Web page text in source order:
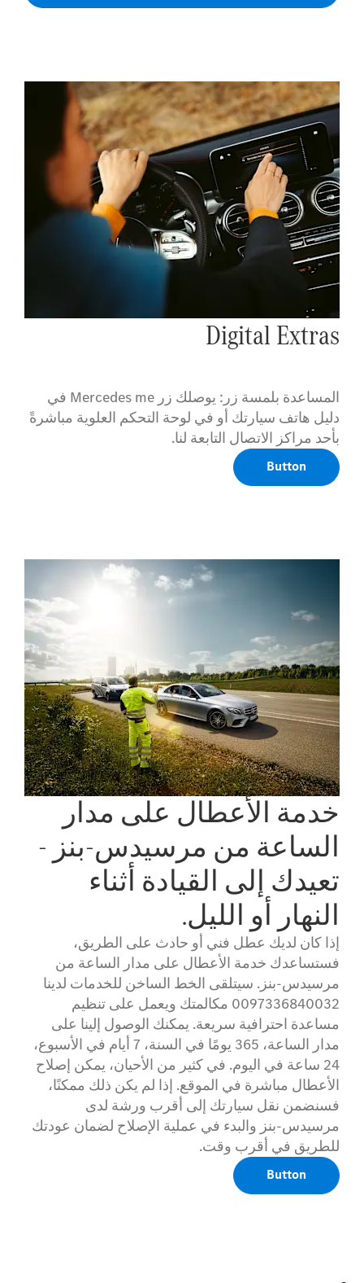
Digital Extras
المساعدة بلمسة زر: يوصلك زر Mercedes me في
دليل هاتف سيارتك أو في لوحة التحكم العلوية مباشرةً
بأحد مراكز الاتصال التابعة لنا.
Button
خدمة الأعطال على مدار
الساعة من مرسيدس-بنز -
تعيدك إلى القيادة أثناء
النهار أو الليل.
إذا كان لديك عطل فني أو حادث على الطريق،
فستساعدك خدمة الأعطال على مدار الساعة من
مرسيدس-بنز. سيتلقى الخط الساخن للخدمات لدينا
0097336840032 مكالمتك ويعمل على تنظيم
مساعدة احترافية سريعة. يمكنك الوصول إلينا على
مدار الساعة، 365 يومًا في السنة، 7 أيام في الأسبوع،
24 ساعة في اليوم. في كثير من الأحيان، يمكن إصلاح
الأعطال مباشرة في الموقع. إذا لم يكن ذلك ممكنًا،
فسنضمن نقل سيارتك إلى أقرب ورشة لدى
مرسيدس-بنز والبدء في عملية الإصلاح لضمان عودتك
للطريق في أقرب وقت.
Button